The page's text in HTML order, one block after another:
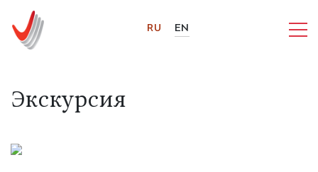
RU EN
Экскурсия